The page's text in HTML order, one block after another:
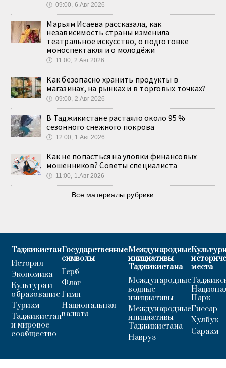
🕔 09:00, 6.Авг 2026
Марьям Исаева рассказала, как
независимость страны изменила
театральное искусство, о подготовке
моноспектакля и о молодёжи
🕔 11:00, 2.Авг 2026
Как безопасно хранить продукты в
магазинах, на рынках и в торговых точках?
🕔 09:00, 2.Авг 2026
В Таджикистане растаяло около 95 %
сезонного снежного покрова
🕔 12:00, 1.Авг 2026
Как не попасться на уловки финансовых
мошенников? Советы специалиста
🕔 11:00, 1.Авг 2026
Все материалы рубрики
Таджикистан
История
Экономика
Культура и
образование
Туризм
Таджикистан
и мировое
сообщество
Государственные
символы
Герб
Флаг
Гимн
Национальная
валюта
Международные
инициативы
Таджикистана
Международные
водные
инициативы
Международные
инициативы
Таджикистана
Навруз
места
Парк
Гиссар
Хулбук
Саразм